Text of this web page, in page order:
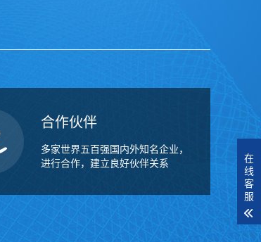
合作伙伴
多家世界五百强国内外知名企业，
进行合作，建立良好伙伴关系
在
线
客
服